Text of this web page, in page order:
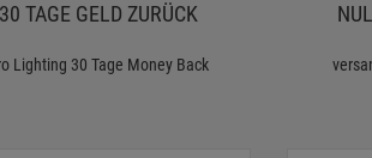
30 TAGE GELD ZURÜCK
Lighting 30 Tage Money Back